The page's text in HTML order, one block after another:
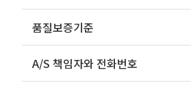
품질보증기준
A/S 책임자와 전화번호